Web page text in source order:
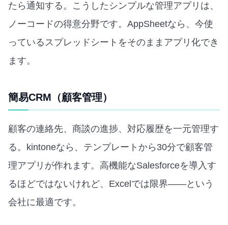
たら通知する。こうしたシンプルな管理アプリは、
ノーコードの得意分野です。AppSheetなら、今使
っているスプレッドシートをそのままアプリ化でき
ます。
簡易CRM（顧客管理）
顧客の連絡先、商談の進捗、対応履歴を一元管理す
る。kintoneなら、テンプレートから30分で顧客管
理アプリが作れます。高機能なSalesforceを導入す
るほどではないけれど、Excelでは限界——という
会社に最適です。